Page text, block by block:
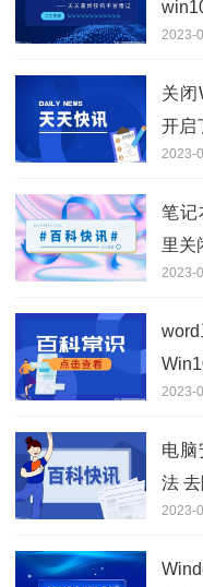
2023-
关闭
开启
2023-
笔记
里关
护方
2023-
骤
2023-
电脑
法
2023-